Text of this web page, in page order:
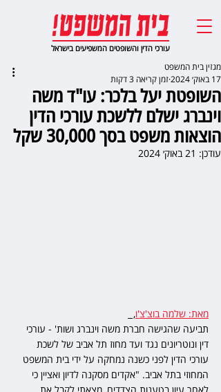
עורכי הדין והשופטים המשפיעים בישראל
השופטת יעל בלכר: עו"ד משה
וינברג ישלם ללשכת עורכי הדין
הוצאות משפט בסך 30,000 שקל
מגזין בית המשפט
17 באוק׳ 2024
זמן קריאה 3 דקות
עודכן: 21 באוק׳ 2024
מאת: שלמה בוצ'צ'ו,
תביעה שהגישה חברת משה וינברג ושות' - עורכי
דין ונוטריונים נגד ועד מחוז תל אביב של לשכת
עורכי הדין לפני כשנה נמחקה על ידי בית המשפט
המחוזי בתל אביב. "אקדים מסקנה לדיון ואציין כי